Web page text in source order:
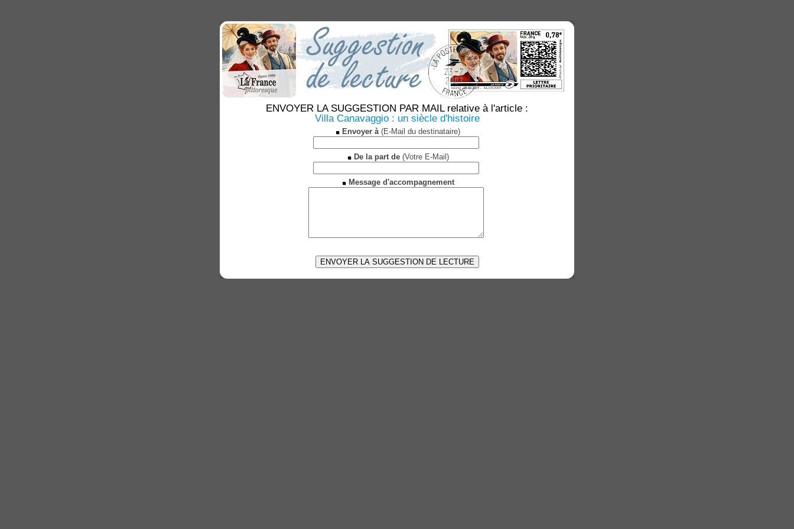
ENVOYER LA SUGGESTION PAR MAIL relative à l'article :
Villa Canavaggio : un siècle d'histoire
Envoyer à(E-Mail du destinataire)
De la part de(Votre E-Mail)
Message d'accompagnement